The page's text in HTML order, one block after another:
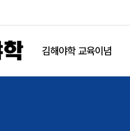
김해야학 교육이념